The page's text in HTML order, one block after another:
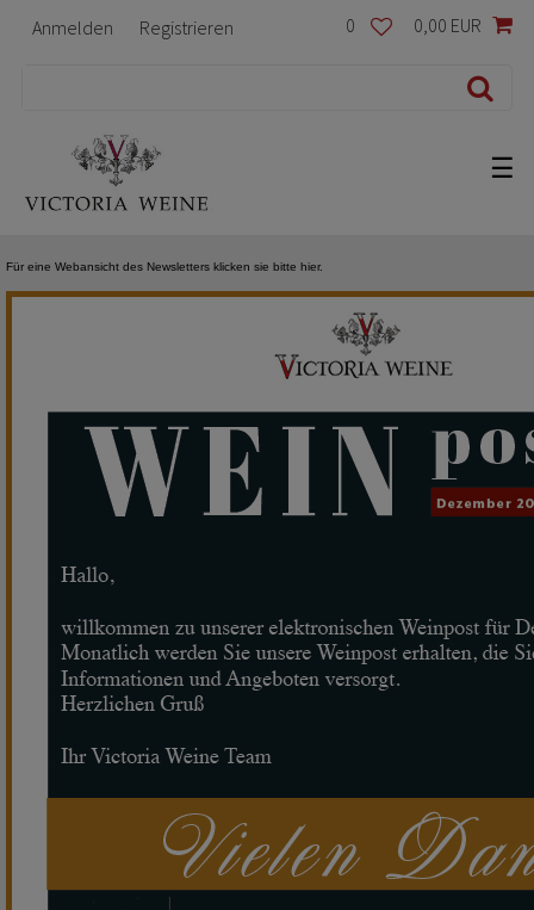
Anmelden Registrieren 0 0,00 EUR
☰
Für eine Webansicht des Newsletters klicken sie bitte hier.